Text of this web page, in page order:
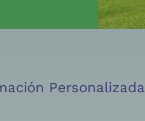
Personalizada